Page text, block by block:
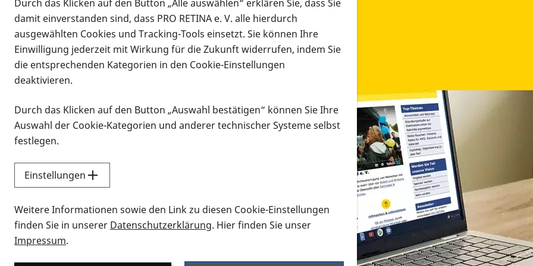
Infomaterial
Infomaterial
Vorlesen
Alle Infomaterialien in verschiedenen Formaten an
Sie möchten wissen, wie Sie nach Infonmaterial suchen und dieses bestellen bzw. herunterladen
Durch das Klicken auf den Button „Alle auswählen“ erklären Sie, dass Sie
damit einverstanden sind, dass PRO RETINA e. V. alle hierdurch
ausgewählten Cookies und Tracking-Tools einsetzt. Sie können Ihre
Einwilligung jederzeit mit Wirkung für die Zukunft widerrufen, indem Sie
die entsprechenden Kategorien in den Cookie-Einstellungen
deaktivieren.
Durch das Klicken auf den Button „Auswahl bestätigen“ können Sie Ihre
Auswahl der Cookie-Kategorien und anderer technischer Systeme selbst
festlegen.
Einstellungen
Weitere Informationen sowie den Link zu diesen Cookie-Einstellungen
finden Sie in unserer Datenschutzerklärung. Hier finden Sie unser
Impressum.